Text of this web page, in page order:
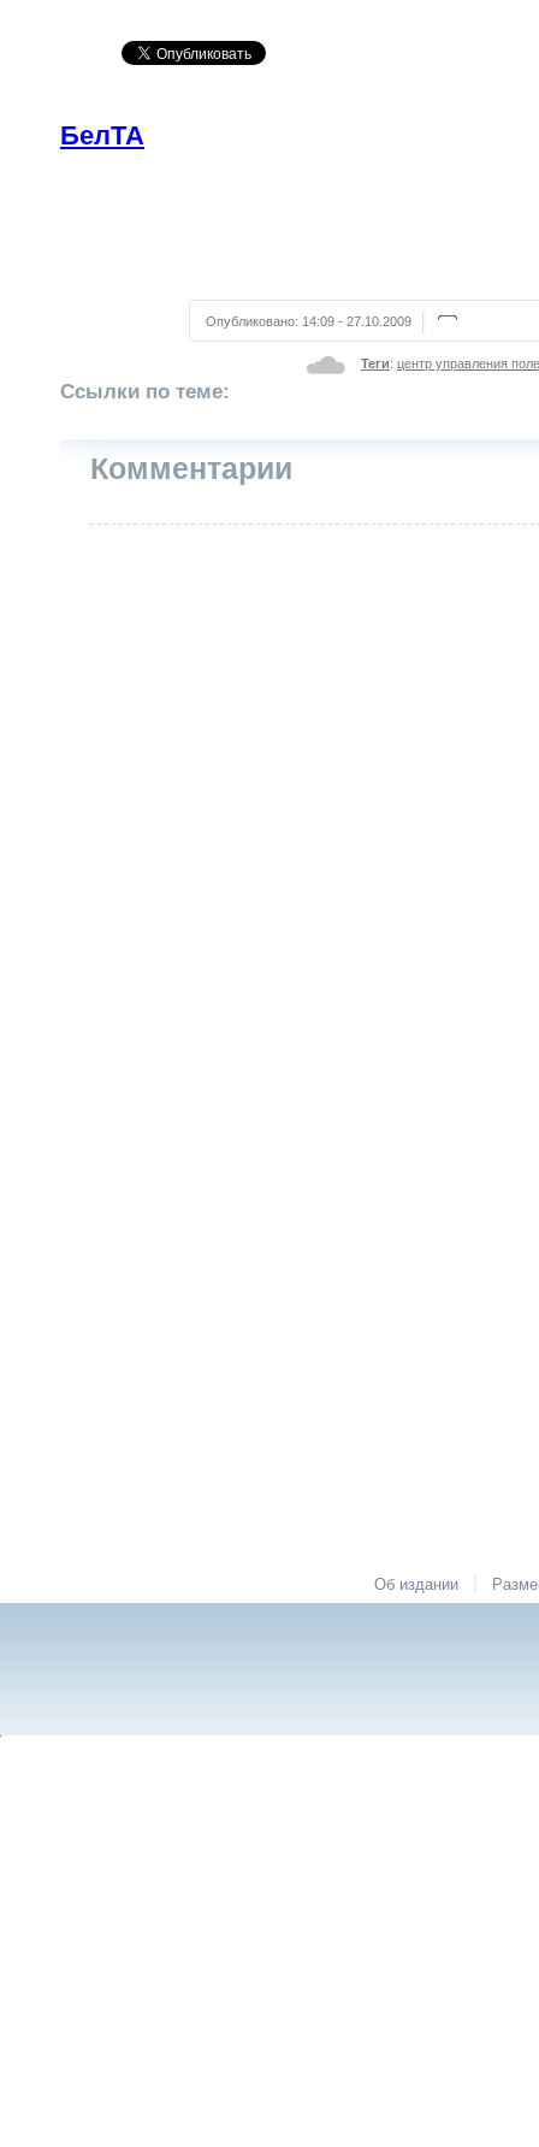
БелТА
Опубликовано: 14:09 - 27.10.2009
Теги: центр управления
Ссылки по теме:
Комментарии
Об издании |